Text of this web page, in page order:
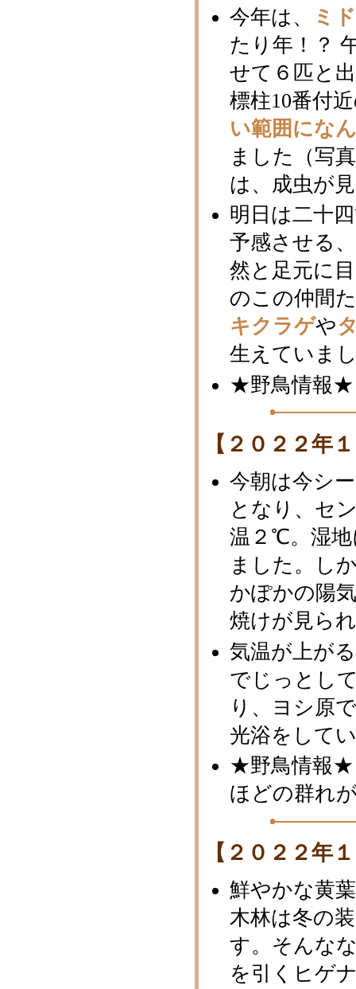
今年は、
ミ
たり年！？
せて６匹と
標柱10番付
い範囲にな
ました（写
は、成虫が
明日は二十
予感させる
然と足元に
のこの仲間
キクラゲや
生えていま
★野鳥情報★
【２０２２年
今朝は今シ
となり、セ
温２℃。湿
ました。し
かぽかの陽
焼けが見ら
気温が上が
でじっとし
り、ヨシ原
光浴をして
★野鳥情報★
ほどの群れ
【２０２２年
鮮やかな黄
木林は冬の
す。そんな
を引くヒゲ